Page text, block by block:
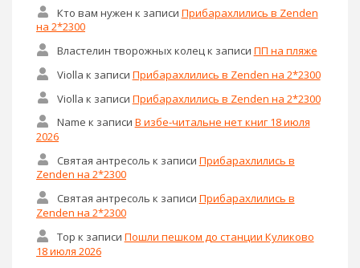
Кто вам нужен к записи Прибарахлились в Zenden
на 2*2300
Властелин творожных колецк записи ПП на пляже
Violla к записи Прибарахлились в Zenden на 2*2300
Violla к записи Прибарахлились в Zenden на 2*2300
Name к записи В избе-читальне нет книг 18 июля
2026
Святая антресоль к записи Прибарахлились в
Zenden на 2*2300
Святая антресоль к записи Прибарахлились в
Zenden на 2*2300
Тор к записи Пошли пешком до станции Куликово
18 июля 2026